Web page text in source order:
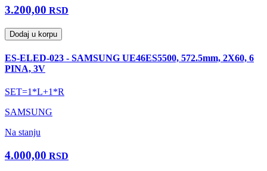
3.200,00 RSD
Dodaj u korpu
ES-ELED-023 - SAMSUNG UE46ES5500, 572.5mm, 2X60, 6
PINA, 3V
SET=1*L+1*R
SAMSUNG
Na stanju
4.000,00 RSD